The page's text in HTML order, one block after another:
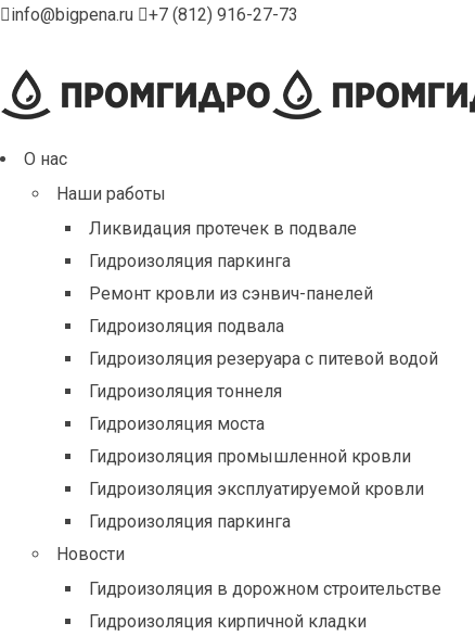
info@bigpena.ru +7 (812) 916-27-73
О нас
Наши работы
Ликвидация протечек в подвале
Гидроизоляция паркинга
Ремонт кровли из сэнвич-панелей
Гидроизоляция подвала
Гидроизоляция резеруара с питевой водой
Гидроизоляция тоннеля
Гидроизоляция моста
Гидроизоляция промышленной кровли
Гидроизоляция эксплуатируемой кровли
Гидроизоляция паркинга
Новости
Гидроизоляция в дорожном строительстве
Гидроизоляция кирпичной кладки